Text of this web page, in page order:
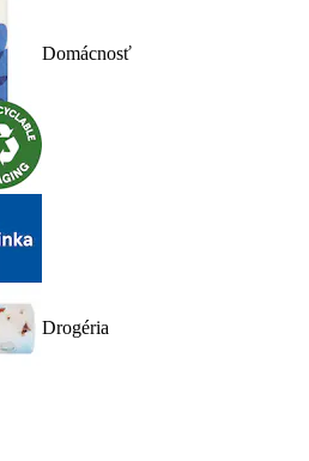
Domácnosť
Drogéria